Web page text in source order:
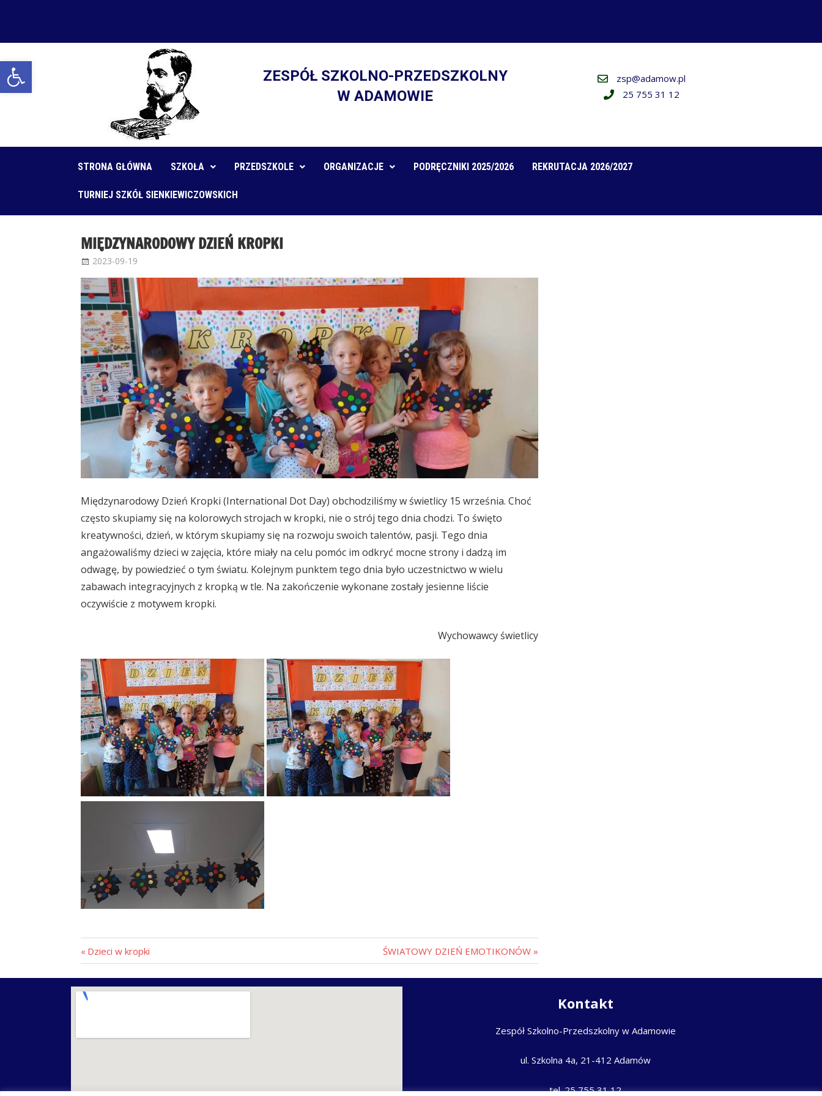
Open toolbar
ZESPÓŁ SZKOLNO-PRZEDSZKOLNY
W ADAMOWIE
zsp@adamow.pl
25 755 31 12
STRONA GŁÓWNA SZKOŁA PRZEDSZKOLE ORGANIZACJE PODRĘCZNIKI 2025/2026 REKRUTACJA 2026/2027
TURNIEJ SZKÓŁ SIENKIEWICZOWSKICH
MIĘDZYNARODOWY DZIEŃ KROPKI
2023-09-19
Międzynarodowy Dzień Kropki (International Dot Day) obchodziliśmy w świetlicy 15 września. Choć
często skupiamy się na kolorowych strojach w kropki, nie o strój tego dnia chodzi. To święto
kreatywności, dzień, w którym skupiamy się na rozwoju swoich talentów, pasji. Tego dnia
angażowaliśmy dzieci w zajęcia, które miały na celu pomóc im odkryć mocne strony i dadzą im
odwagę, by powiedzieć o tym światu. Kolejnym punktem tego dnia było uczestnictwo w wielu
zabawach integracyjnych z kropką w tle. Na zakończenie wykonane zostały jesienne liście
oczywiście z motywem kropki.
Wychowawcy świetlicy
Dzieci w kropki ŚWIATOWY DZIEŃ EMOTIKONÓW
Kontakt
Zespół Szkolno-Przedszkolny w Adamowie
ul. Szkolna 4a, 21-412 Adamów
tel. 25 755 31 12